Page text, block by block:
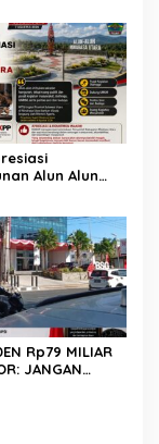
Listrik
Nusa Utara
Alun Alun
Positif
Rp79 MILIAR
JANGAN